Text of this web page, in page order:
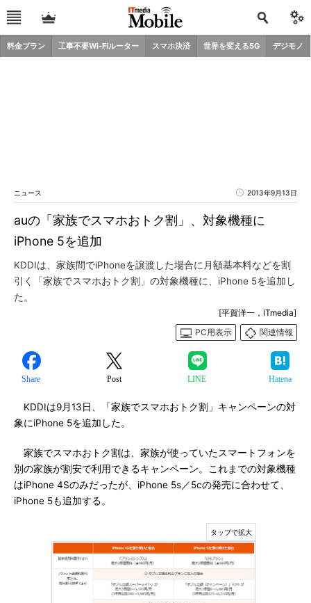
料金プラン 工事不要Wi-Fiルーター スマホ決済 世界を変える5G デジモノ
ニュース 2013年9月13日
auの「家族でスマホおトク割」、対象機種に
iPhone 5を追加
KDDIは、家族間でiPhoneを譲渡した場合に月額基本料などを割
引く「家族でスマホおトク割」の対象機種に、iPhone 5を追加し
た。
[平賀洋一，ITmedia]
PC用表示
関連情報
Share Post LINE Hatena
KDDIは9月13日、「家族でスマホおトク割」キャンペーンの対
象にiPhone 5を追加した。
家族でスマホおトク割は、家族が使っていたスマートフォンを
別の家族が割安で利用できるキャンペーン。これまでの対象機種
はiPhone 4Sのみだったが、iPhone 5s／5cの発売に合わせて、
iPhone 5も追加する。